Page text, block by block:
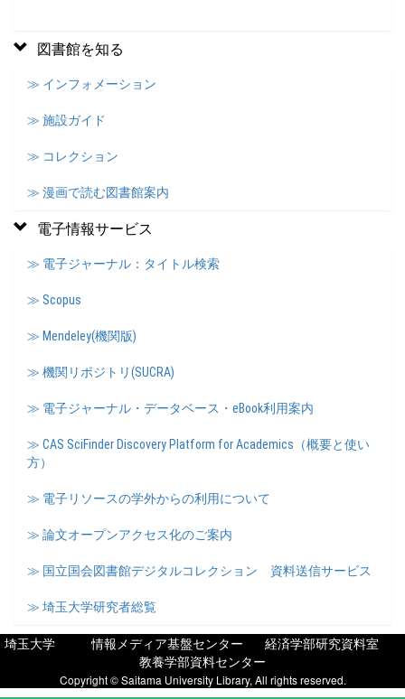
図書館を知る
≫ インフォメーション
≫ 施設ガイド
≫ コレクション
≫ 漫画で読む図書館案内
電子情報サービス
≫ 電子ジャーナル：タイトル検索
≫ Scopus
≫ Mendeley(機関版)
≫ 機関リポジトリ(SUCRA)
≫ 電子ジャーナル・データベース・eBook利用案内
≫ CAS SciFinder Discovery Platform for Academics（概要と使い
方）
≫ 電子リソースの学外からの利用について
≫ 論文オープンアクセス化のご案内
≫ 国立国会図書館デジタルコレクション 資料送信サービス
≫ 埼玉大学研究者総覧
埼玉大学 情報メディア基盤センター
経済学部研究資料室
教養学部資料センター
Copyright © Saitama University Library, All rights reserved.